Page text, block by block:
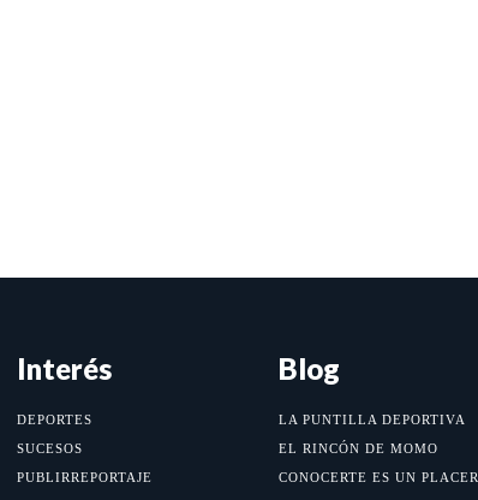
Interés
DEPORTES
SUCESOS
PUBLIRREPORTAJE
Blog
LA PUNTILLA DEPORTIVA
EL RINCÓN DE MOMO
CONOCERTE ES UN PLACER